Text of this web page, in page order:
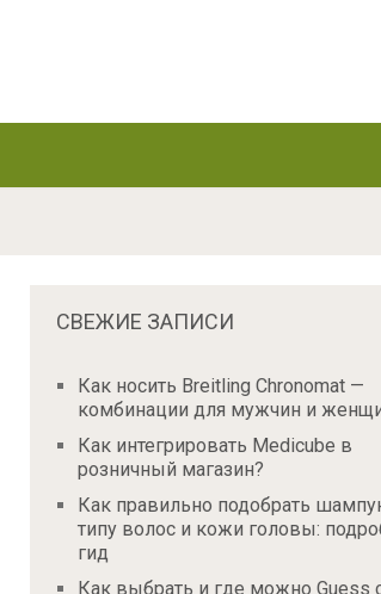
СВЕЖИЕ ЗАПИСИ
Как носить Breitling Chronomat —
комбинации для мужчин и
Как интегрировать Medicube в
розничный магазин?
Как правильно подобрать
типу волос и кожи головы:
гид
Как выбрать и где можно Guess